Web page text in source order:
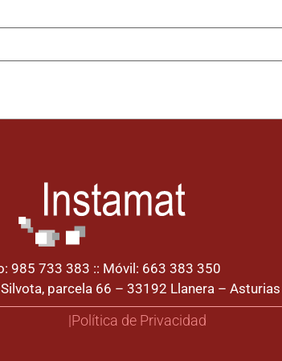
985 733 383 :: Móvil: 663 383 350
parcela 66 – 33192 Llanera – Asturias
|Política de Privacidad